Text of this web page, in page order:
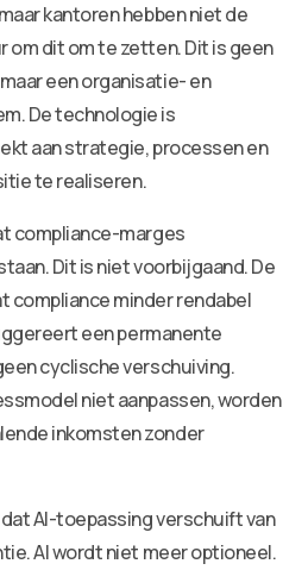
kantoren hebben niet de
dit om te zetten. Dit is geen
een organisatie- en
De technologie is
aan strategie, processen en
te realiseren.
compliance-marges
Dit is niet voorbijgaand. De
compliance minder rendabel
een permanente
cyclische verschuiving.
niet aanpassen, worden
inkomsten zonder
AI-toepassing verschuift van
AI wordt niet meer optioneel.